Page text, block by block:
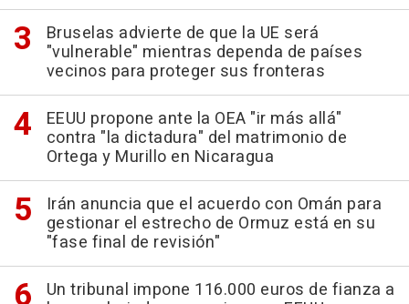
Bruselas advierte de que la UE será
"vulnerable" mientras dependa de países
vecinos para proteger sus fronteras
EEUU propone ante la OEA "ir más allá"
contra "la dictadura" del matrimonio de
Ortega y Murillo en Nicaragua
Irán anuncia que el acuerdo con Omán para
gestionar el estrecho de Ormuz está en su
"fase final de revisión"
Un tribunal impone 116.000 euros de fianza a